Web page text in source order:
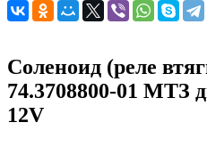
Соленоид (реле
74.3708800-01 МТЗ
12V